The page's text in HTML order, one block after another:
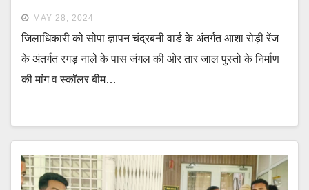
ज्ञापनMAY 28, 2024
जिलाधिकारी को सोपा ज्ञापन चंद्रबनी वार्ड के अंतर्गत आशा रोड़ी रेंज
के अंतर्गत रगड़ नाले के पास जंगल की ओर तार जाल पुस्तो के निर्माण
की मांग व स्कॉलर बीम…